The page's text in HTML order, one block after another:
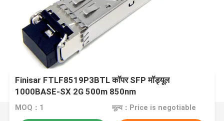
Finisar FTLF8519P3BTL कॉपर SFP मॉड्यूल
1000BASE-SX 2G 500m 850nm
MOQ：1 मूल्य：Price is negotiable